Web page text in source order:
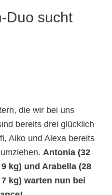
Duo sucht
die wir bei uns
bereits drei glücklich
Aiko und Alexa bereits
Antonia (32
kg) und Arabella (28
kg) warten nun bei